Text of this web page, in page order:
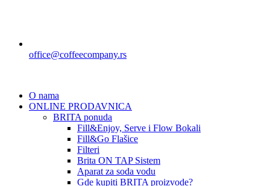
office@coffeecompany.rs
O nama
ONLINE PRODAVNICA
BRITA ponuda
Fill&Enjoy, Serve i Flow Bokali
Fill&Go Flašice
Filteri
Brita ON TAP Sistem
Aparat za soda vodu
Gde kupiti BRITA proizvode?